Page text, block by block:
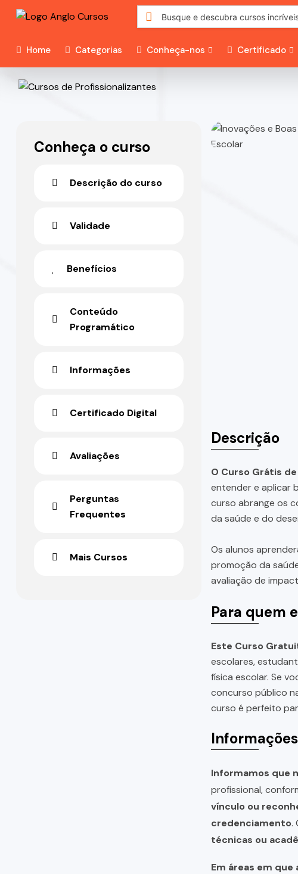
Home Categorias Conheça-nos Certificado
Descrição
O Curso Grátis
entender e aplicar
curso abrange os
da saúde e do
Os alunos
promoção da
avaliação de
Para quem
Este Curso
escolares,
física escolar. Se
concurso público
curso é perfeito
Informamos que
profissional,
vínculo ou
credenciamento.
técnicas ou
Em áreas em
Conheça o curso
Descrição do curso
Validade
Benefícios
Conteúdo
Programático
Informações
Certificado Digital
Avaliações
Perguntas
Frequentes
Mais Cursos